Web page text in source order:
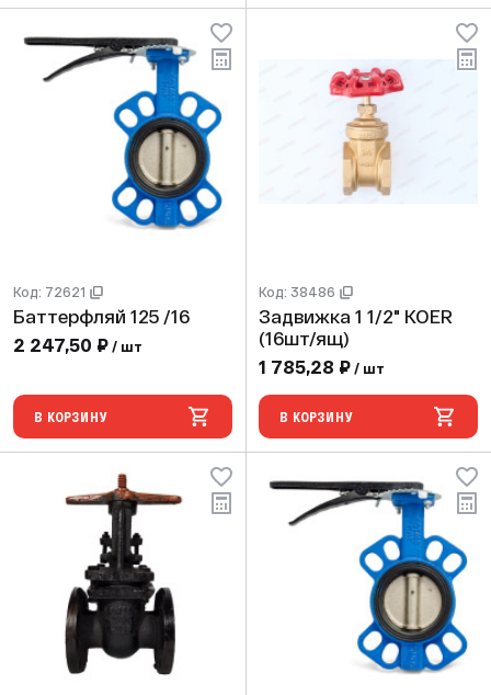
Код: 72621
Баттерфляй 125 /16
2 247,50 ₽ / шт
В КОРЗИНУ
Код: 38486
Задвижка 1 1/2" KOER
(16шт/ящ)
1 785,28 ₽ / шт
В КОРЗИНУ